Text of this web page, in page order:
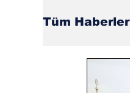
Tüm Haberler